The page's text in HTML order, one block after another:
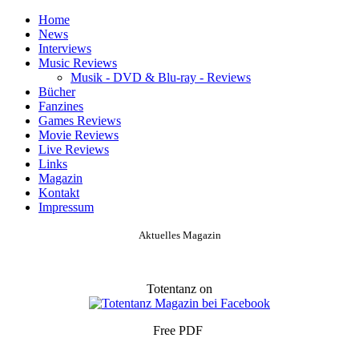
Home
News
Interviews
Music Reviews
Musik - DVD & Blu-ray - Reviews
Bücher
Fanzines
Games Reviews
Movie Reviews
Live Reviews
Links
Magazin
Kontakt
Impressum
Aktuelles Magazin
Totentanz on
Free PDF